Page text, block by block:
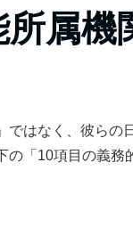
属機
はなく、彼らの
「10項目の義務